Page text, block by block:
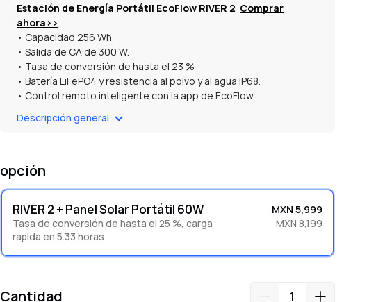
Estación de Energía Portátil EcoFlow RIVER 2 Comprar
ahora>>
• Capacidad 256 Wh
• Salida de CA de 300 W.
• Tasa de conversión de hasta el 23 %
• Batería LiFePO4 y resistencia al polvo y al agua IP68.
• Control remoto inteligente con la app de EcoFlow.
el panel solar portátil de 60 W.
ahorrar en la factura de electricidad.
Descripción general
opción
RIVER 2 + Panel Solar Portátil 60W
Tasa de conversión de hasta el 25 %, carga
rápida en 5.33 horas
MXN 5,999
MXN 8,199
Cantidad